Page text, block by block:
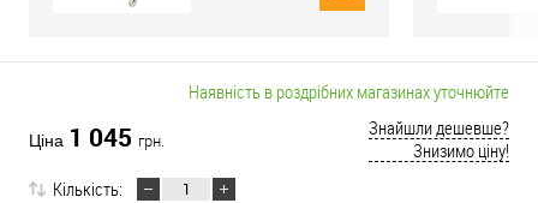
Наявність в роздрібних магазинах уточнюйте
Ціна 1 045 грн.
Знайшли дешевше?
Знизимо ціну!
Кількість: